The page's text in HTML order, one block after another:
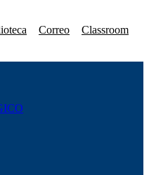
Correo
Classroom